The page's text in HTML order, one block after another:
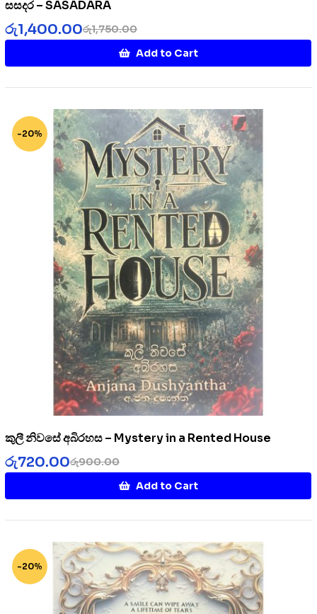
සසදර – SASADARA
රු1,750.00
රු1,400.00
Add to Cart
-20%
කුලී නිවසේ අබිරහස – Mystery in a Rented House
රු900.00
රු720.00
Add to Cart
-20%